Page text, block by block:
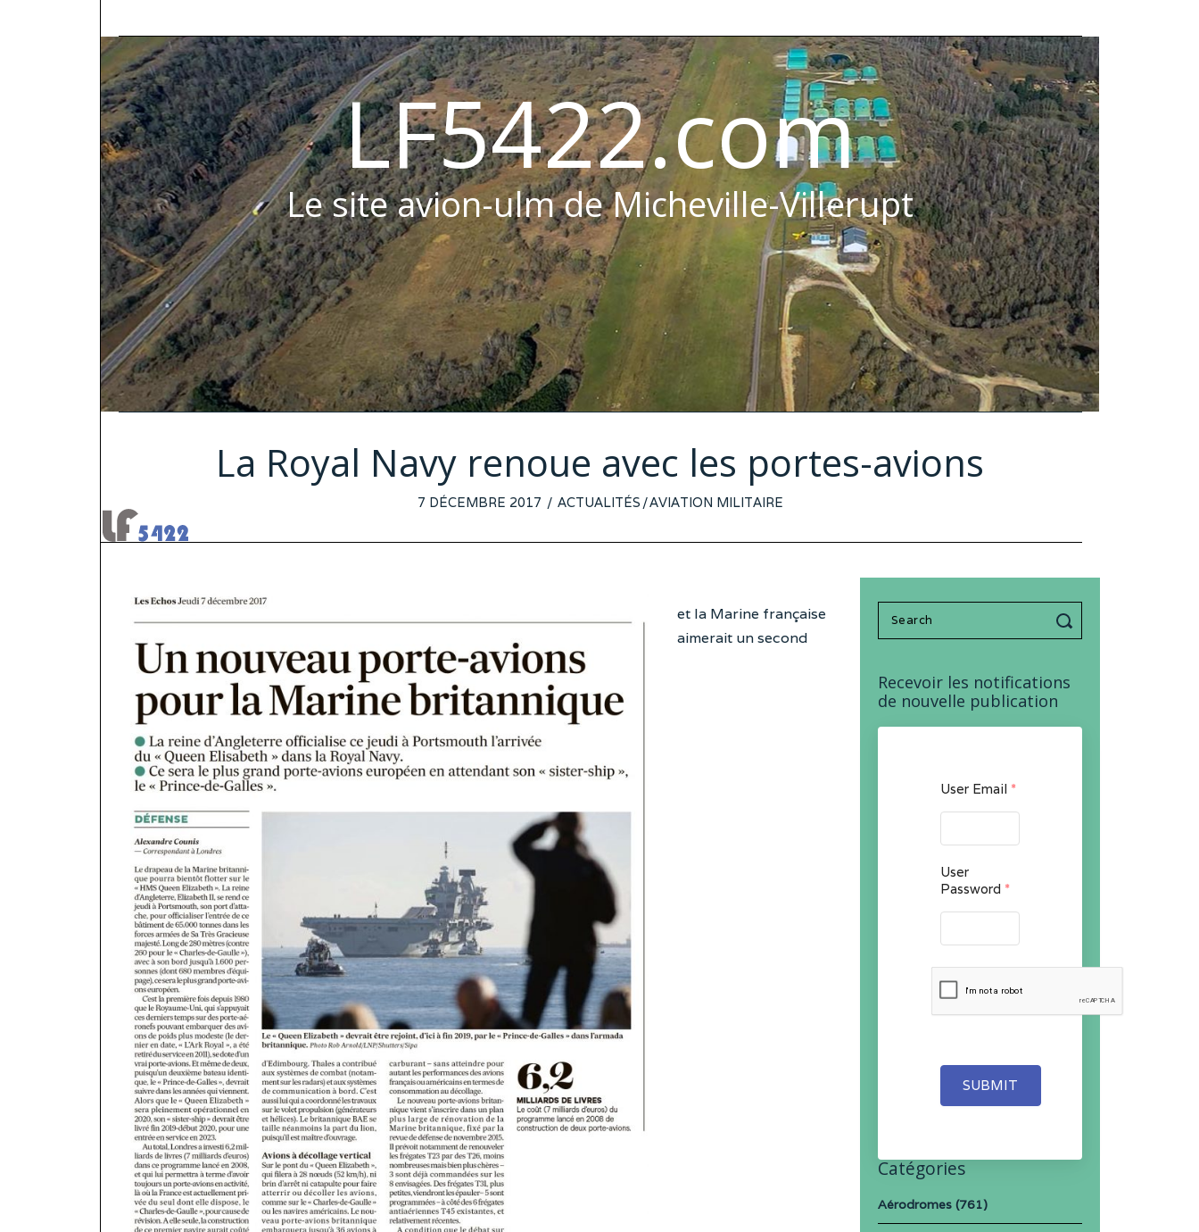
LF5422.com
Le site avion-ulm de Micheville-Villerupt
La Royal Navy renoue avec les portes-avions
POSTED
7 DÉCEMBRE 2017 ACTUALITÉS /AVIATION MILITAIRE
et la Marine française
aimerait un second
Search
for:
Recevoir les notifications
de nouvelle publication
User Email *
User
Password *
SUBMIT
Catégories
Aérodromes(761)